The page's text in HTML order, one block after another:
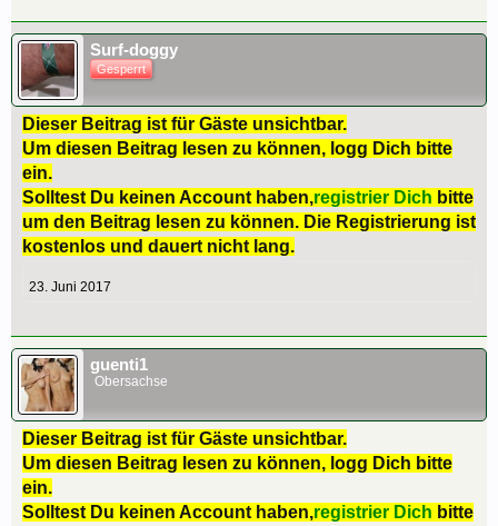
Surf-doggy
Gesperrt
Dieser Beitrag ist für Gäste unsichtbar.
Um diesen Beitrag lesen zu können, logg Dich bitte
ein.
Solltest Du keinen Account haben,registrier Dich bitte
um den Beitrag lesen zu können. Die Registrierung ist
kostenlos und dauert nicht lang.
23. Juni 2017
guenti1
Obersachse
Dieser Beitrag ist für Gäste unsichtbar.
Um diesen Beitrag lesen zu können, logg Dich bitte
ein.
Solltest Du keinen Account haben,registrier Dich bitte